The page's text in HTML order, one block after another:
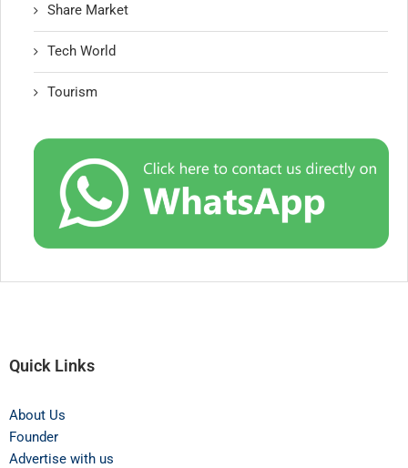
Share Market
Tech World
Tourism
Quick Links
About Us
Founder
Advertise with us